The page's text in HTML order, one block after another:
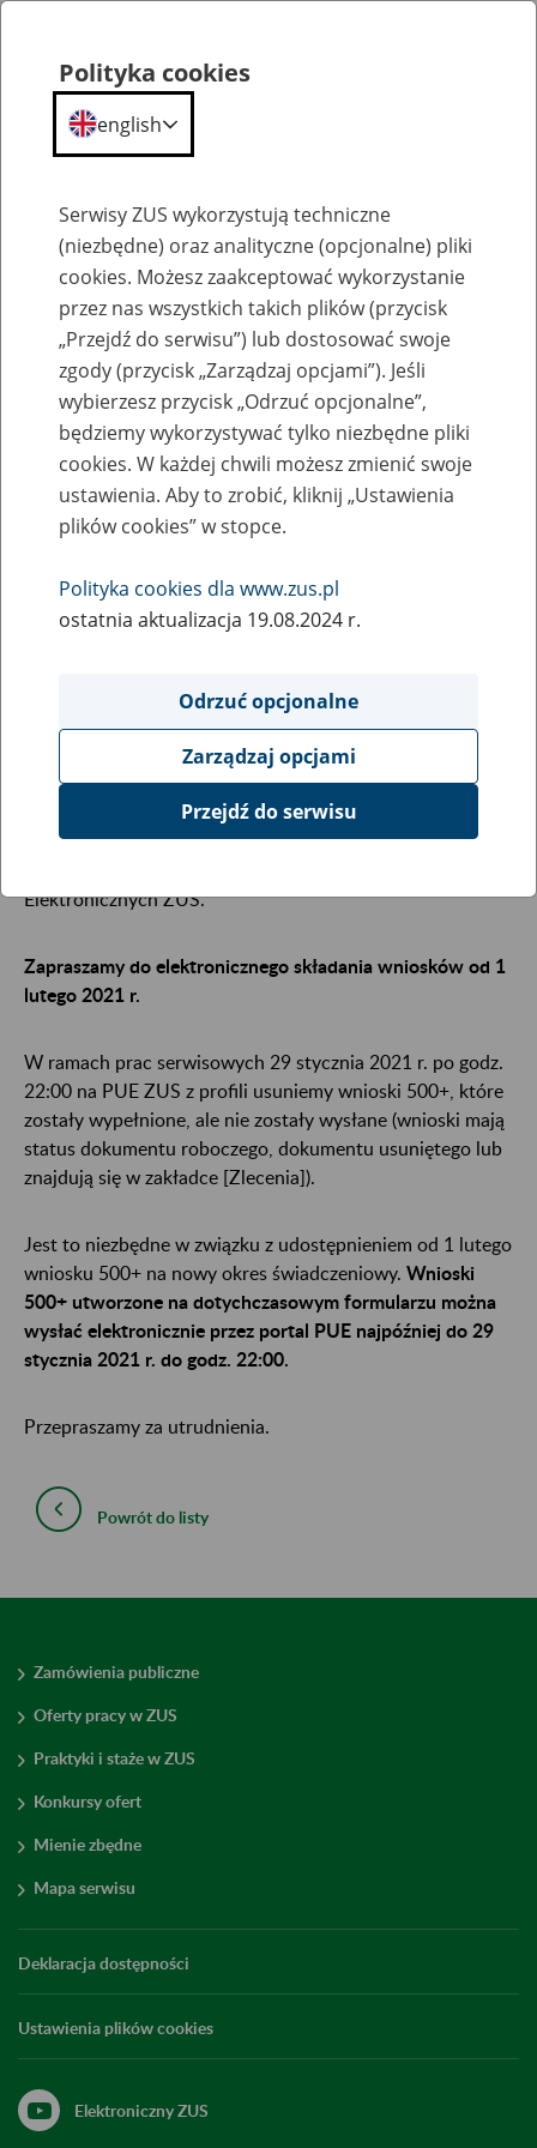
Komunikaty
Ograniczenie w dostępie do kreatora
wniosku 500+ na portalu PUE ZUS od 29
stycznia 2021 r. i usunięcie wniosków
roboczych 500+ z portalu PUE ZUS
W związku z koniecznością przeprowadzenia prac
serwisowychod 29 stycznia 2021 r. od godziny 22:00 do
31 stycznia 2021 r. do godziny 23:59wystąpią
ograniczenia w dostępie do kreatora wniosku z programu
Elektronicznych ZUS.
Zapraszamy do elektronicznego składania wniosków od 1
lutego 2021 r.
W ramach prac serwisowych 29 stycznia 2021 r. po godz.
22:00 na PUE ZUS z profili usuniemy wnioski 500+, które
zostały wypełnione, ale nie zostały wysłane (wnioski mają
status dokumentu roboczego, dokumentu usuniętego lub
znajdują się w zakładce [Zlecenia]).
Jest to niezbędne w związku z udostępnieniem od 1 lutego
wniosku 500+ na nowy okres świadczeniowy. Wnioski
500+ utworzone na dotychczasowym formularzu można
wysłać elektronicznie przez portal PUE najpóźniej do 29
stycznia 2021 r. do godz. 22:00.
Przepraszamy za utrudnienia.
Powrót do listy
Zamówienia publiczne
Oferty pracy w ZUS
Praktyki i staże w ZUS
Konkursy ofert
Mienie zbędne
Mapa serwisu
Deklaracja dostępności
Ustawienia plików cookies
Elektroniczny ZUS
Polityka cookies
english
Serwisy ZUS wykorzystują techniczne
(niezbędne) oraz analityczne (opcjonalne) pliki
cookies. Możesz zaakceptować wykorzystanie
przez nas wszystkich takich plików (przycisk
„Przejdź do serwisu”) lub dostosować swoje
zgody (przycisk „Zarządzaj opcjami”). Jeśli
wybierzesz przycisk „Odrzuć opcjonalne”,
będziemy wykorzystywać tylko niezbędne pliki
cookies. W każdej chwili możesz zmienić swoje
ustawienia. Aby to zrobić, kliknij „Ustawienia
plików cookies” w stopce.
Polityka cookies dla www.zus.pl
ostatnia aktualizacja 19.08.2024 r.
Odrzuć opcjonalne
Zarządzaj opcjami
Przejdź do serwisu